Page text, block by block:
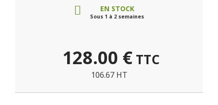
EN STOCK
Sous 1 à 2 semaines
128.00 € TTC
106.67 HT